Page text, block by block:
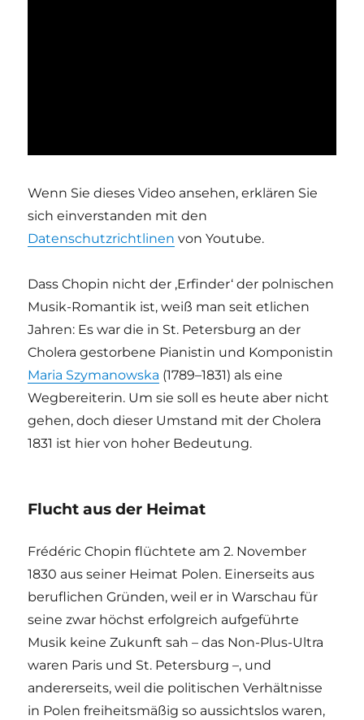
Wenn Sie dieses Video ansehen, erklären Sie
sich einverstanden mit den
Datenschutzrichtlinen von Youtube.
Dass Chopin nicht der ‚Erfinder‘ der polnischen
Musik-Romantik ist, weiß man seit etlichen
Jahren: Es war die in St. Petersburg an der
Cholera gestorbene Pianistin und Komponistin
Maria Szymanowska (1789–1831) als eine
Wegbereiterin. Um sie soll es heute aber nicht
gehen, doch dieser Umstand mit der Cholera
1831 ist hier von hoher Bedeutung.
Flucht aus der Heimat
Frédéric Chopin flüchtete am 2. November
1830 aus seiner Heimat Polen. Einerseits aus
beruflichen Gründen, weil er in Warschau für
seine zwar höchst erfolgreich aufgeführte
Musik keine Zukunft sah – das Non-Plus-Ultra
waren Paris und St. Petersburg –, und
andererseits, weil die politischen Verhältnisse
in Polen freiheitsmäßig so aussichtslos waren,